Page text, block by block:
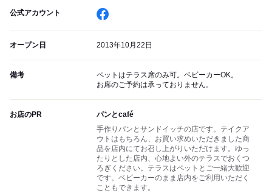
公式アカウント
オープン日 2013年10月22日
備考
ペットはテラス席のみ可。ベビーカーOK。
お席のご予約は承っておりません。
お店のPR
パンとcafé
手作りパンとサンドイッチの店です。テイクア
ウトはもちろん、お買い求めいただきました商
品を店内にてお召し上がりいただけます。ゆっ
たりとした店内、心地よい外のテラスでおくつ
ろぎください。テラスはペットとご一緒大歓迎
です。ベビーカーのまま店内をご利用いただく
こともできます。